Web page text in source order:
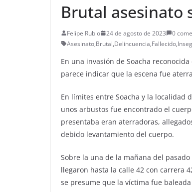
Brutal asesinato
Felipe Rubio 24 de agosto de 2023
0
Asesinato,Brutal,Delincuencia,Fallecido,
En una invasión de Soacha
parece indicar que la escena fue
En límites entre Soacha y la localidad
unos arbustos fue encontrado el
presentaba eran aterradoras,
debido levantamiento del cuerpo.
Sobre la una de la mañana del
llegaron hasta la calle 42 con carrera
se presume que la víctima fue